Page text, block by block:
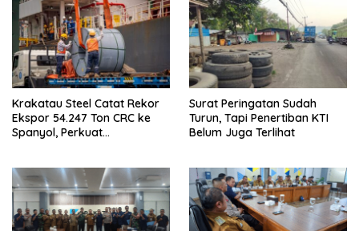
Krakatau Steel Catat Rekor
Ekspor 54.247 Ton CRC ke
Spanyol, Perkuat
Surat Peringatan Sudah
Turun, Tapi Penertiban KTI
Belum Juga Terlihat